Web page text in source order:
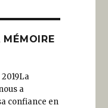
La
a
confiance en